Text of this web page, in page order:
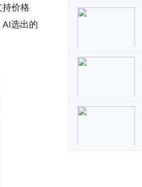
持价格
选出的